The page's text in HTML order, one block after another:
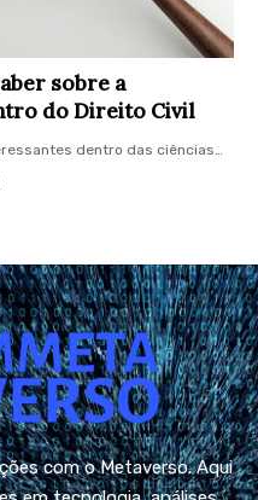
sobre a
do Direito Civil
dentro das ciências…
com o Metaverso. Aqui